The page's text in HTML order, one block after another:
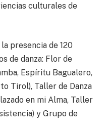
culturales de
presencia de 120
de danza: Flor de
Espíritu Bagualero,
Tirol), Taller de Danza
en mi Alma, Taller
y Grupo de